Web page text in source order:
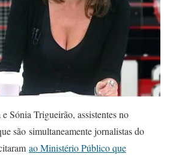
Sónia Trigueirão, assistentes no
são simultaneamente jornalistas do
ao Ministério Público que